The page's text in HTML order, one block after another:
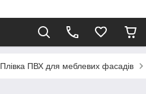
Плівка ПВХ для меблевих фасадів